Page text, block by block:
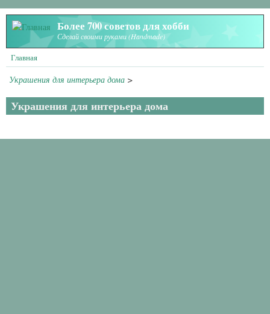
Перейти к основному содержанию
Более 700 советов для хобби
Сделай своими руками (Handmade)
Главная
Украшения для интерьера дома >
Украшения для интерьера дома